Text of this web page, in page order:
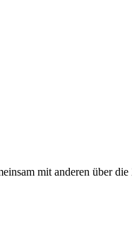
mit anderen über